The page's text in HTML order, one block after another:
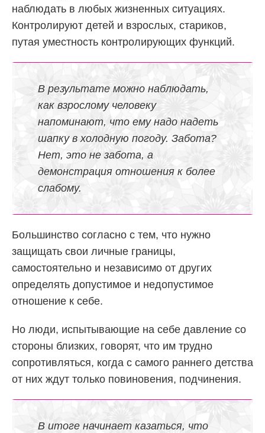
наблюдать в любых жизненных ситуациях.
Контролируют детей и взрослых, стариков,
путая уместность контролирующих функций.
В результате можно наблюдать,
как взрослому человеку
напоминают, что ему надо надеть
шапку в холодную погоду. Забота?
Нет, это не забота, а
демонстрация отношения к более
слабому.
Большинство согласно с тем, что нужно
защищать свои личные границы,
самостоятельно и независимо от других
определять допустимое и недопустимое
отношение к себе.
Но люди, испытывающие на себе давление со
стороны близких, говорят, что им трудно
сопротивляться, когда с самого раннего детства
от них ждут только повиновения, подчинения.
В итоге начинает казаться, что